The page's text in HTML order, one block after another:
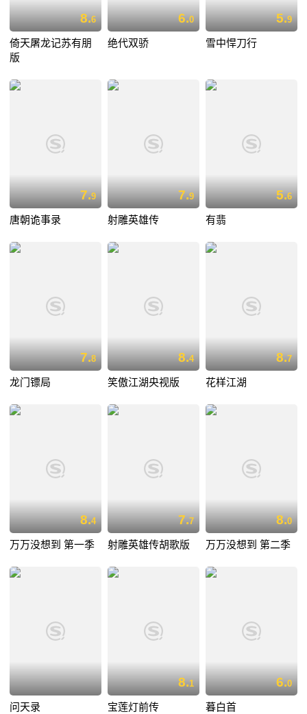
8.6
倚天屠龙记苏有朋
版
6.0
绝代双骄
5.9
雪中悍刀行
7.9
唐朝诡事录
7.9
射雕英雄传
5.6
有翡
7.8
龙门镖局
8.4
笑傲江湖央视版
8.7
花样江湖
8.4
万万没想到 第一季
7.7
射雕英雄传胡歌版
8.0
万万没想到 第二季
问天录
8.1
宝莲灯前传
6.0
暮白首